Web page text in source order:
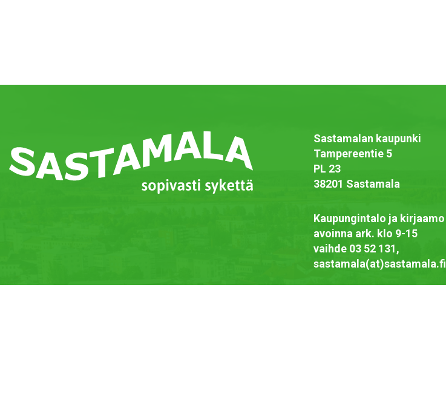
Sastamalan kaupunki
Tampereentie 5
PL 23
38201 Sastamala
Kaupungintalo ja kirjaamo
avoinna ark. klo 9-15
vaihde 03 52 131,
sastamala(at)sastamala.fi